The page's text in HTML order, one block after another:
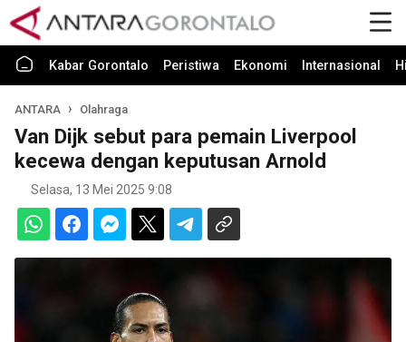
Kabar Gorontalo Peristiwa Ekonomi Internasional
ANTARA Olahraga
Van Dijk sebut para pemain Liverpool
kecewa dengan keputusan Arnold
Selasa, 13 Mei 2025 9:08